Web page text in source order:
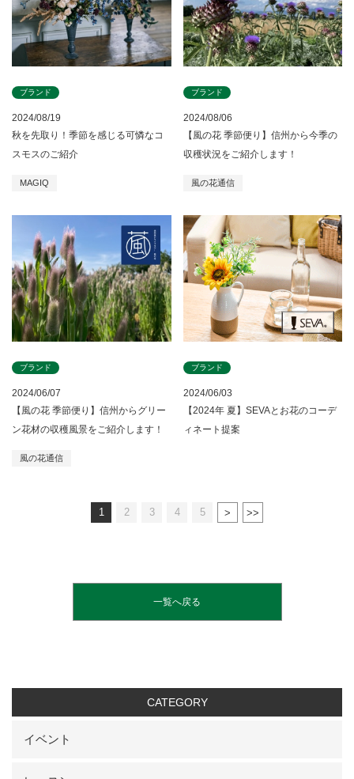
2024/08/19
ブランド
秋を先取り！季節を感じる可憐なコ
スモスのご紹介
MAGIQ
2024/08/06
ブランド
【風の花 季節便り】信州から今季の
収穫状況をご紹介します！
風の花通信
2024/06/07
ブランド
【風の花 季節便り】信州からグリー
ン花材の収穫風景をご紹介します！
風の花通信
2024/06/03
ブランド
【2024年 夏】SEVAとお花のコーデ
ィネート提案
1 2 3 4 5
一覧へ戻る
CATEGORY
イベント